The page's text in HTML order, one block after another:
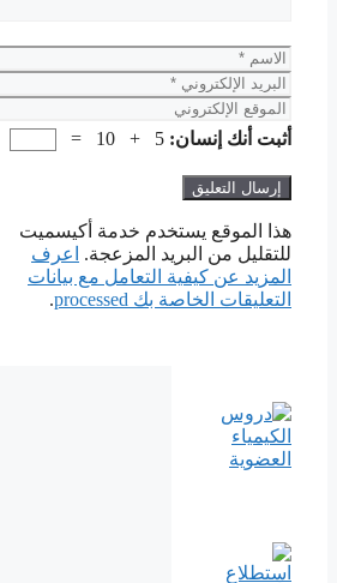
الاسم
البريد
الإلكتروني
الموقع
الإلكتروني
أثبت أنك إنسان: 5 + 10 =
هذا الموقع يستخدم خدمة أكيسميت
للتقليل من البريد المزعجة.
اعرف
المزيد عن كيفية التعامل مع بيانات
التعليقات الخاصة بك processed
.